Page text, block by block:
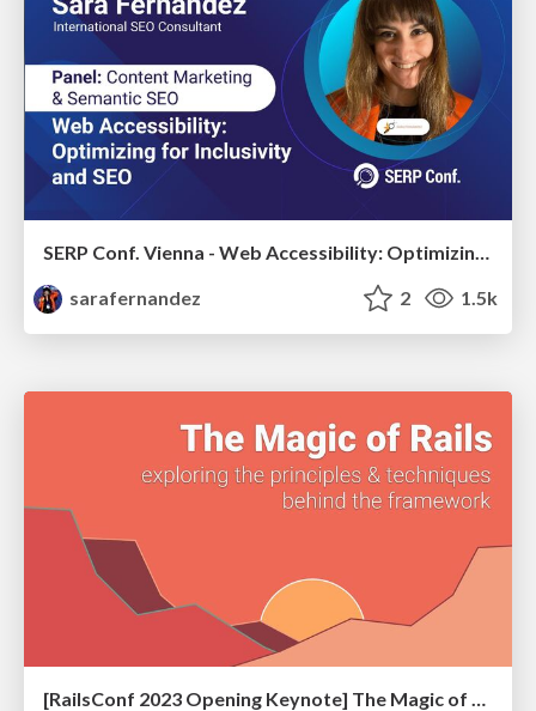
SERP Conf. Vienna - Web Accessibility: Optimizing for Inclusivity and SEO
sarafernandez
2 1.5k
[RailsConf 2023 Opening Keynote] The Magic of Rails